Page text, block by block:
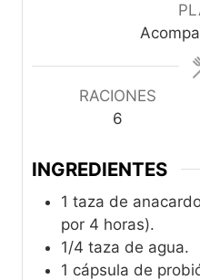
RACIONES
6
INGREDIENTES
1 taza de
por 4 horas).
1/4 taza de agua.
1 cápsula de